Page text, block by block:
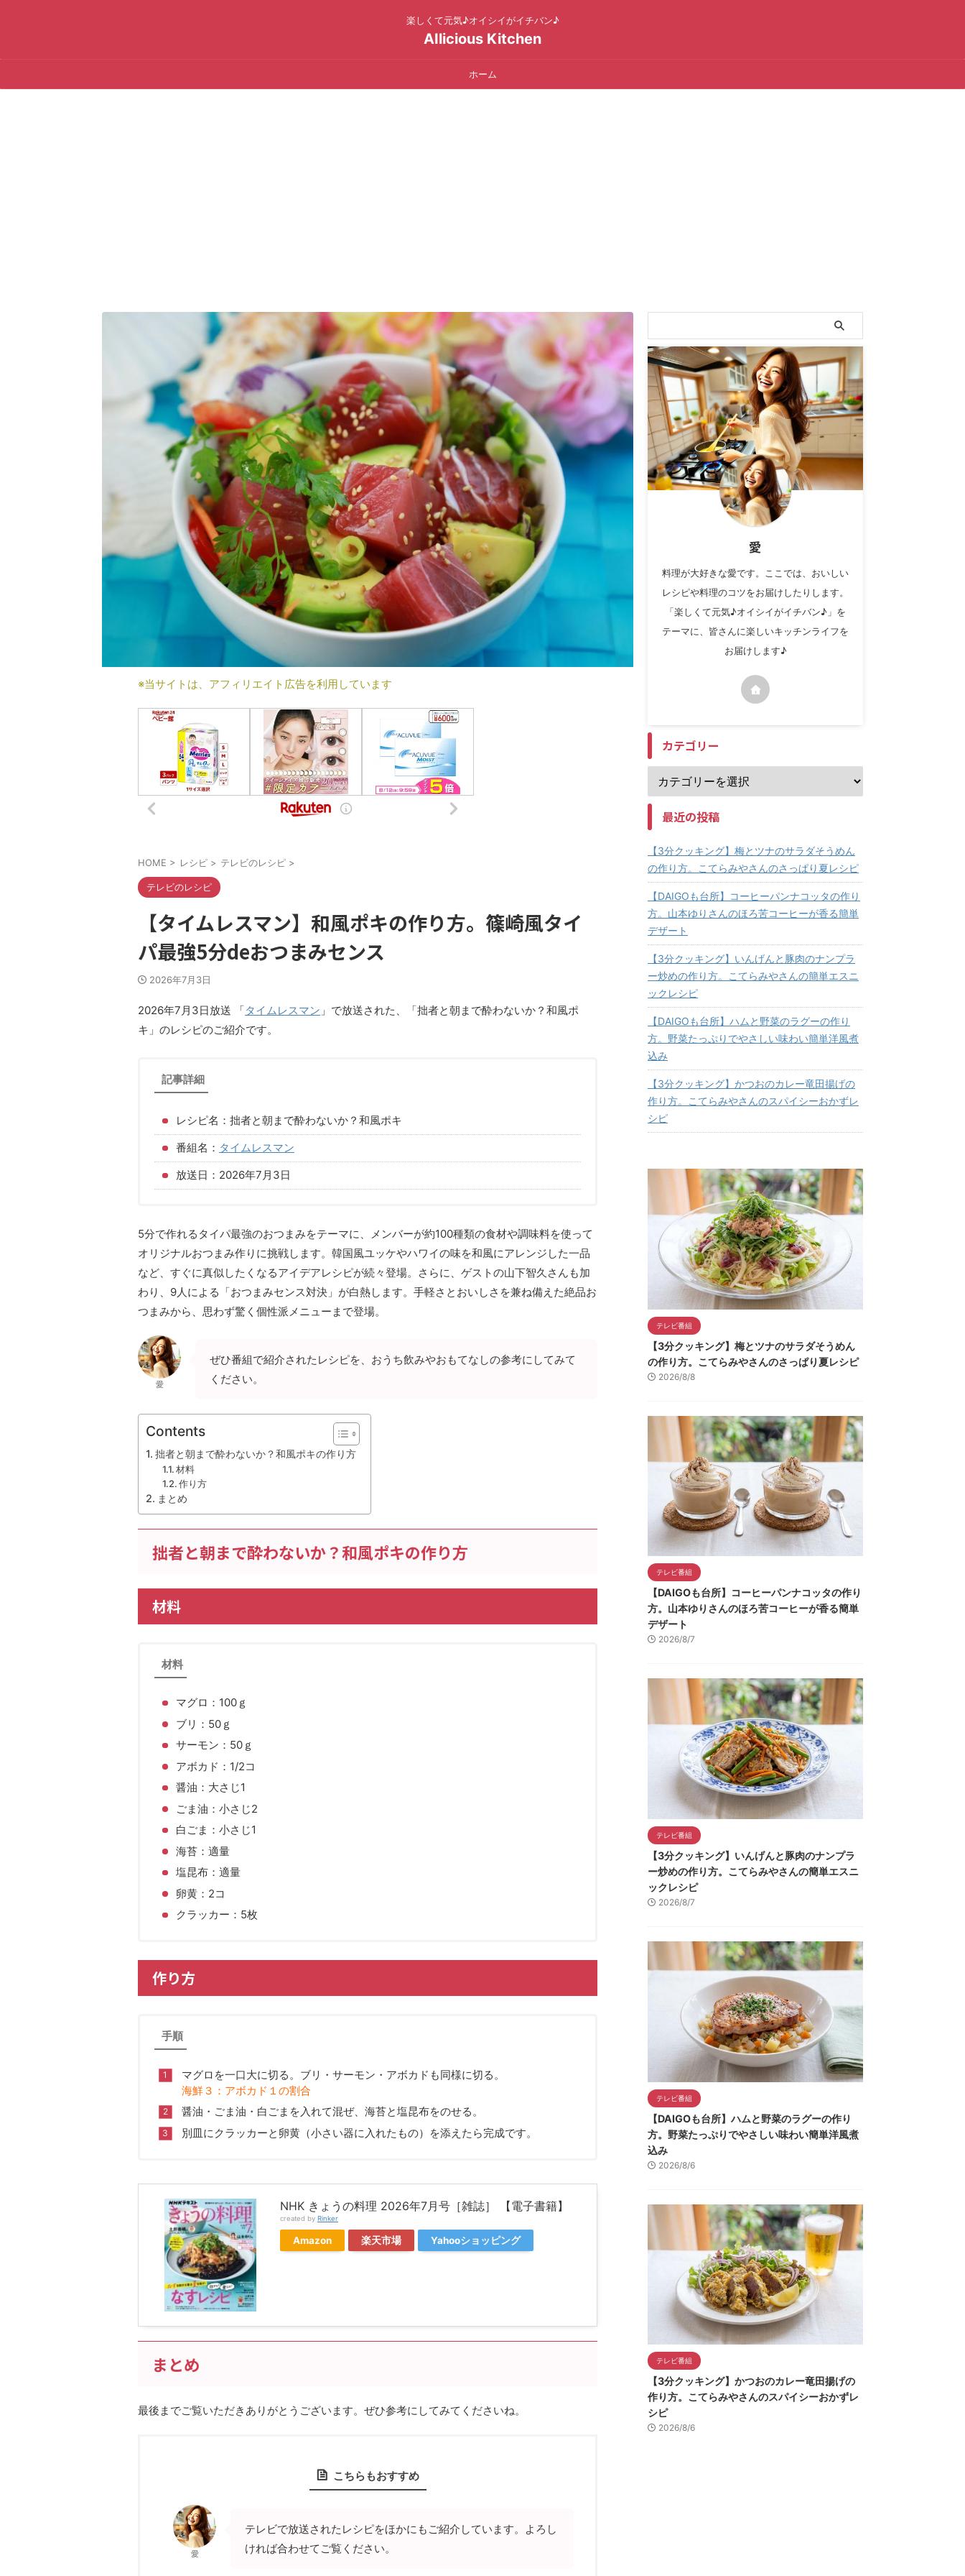
楽しくて元気♪オイシイがイチバン♪
AIlicious Kitchen
ホーム
※当サイトは、アフィリエイト広告を利用しています
HOME > レシピ > テレビのレシピ >
テレビのレシピ
【タイムレスマン】和風ポキの作り方。篠崎風タイ
パ最強5分deおつまみセンス
2026年7月3日
2026年7月3日放送 「タイムレスマン 」で放送された、「拙者と朝まで酔わないか？和風ポ
キ」のレシピのご紹介です。
記事詳細
レシピ名：拙者と朝まで酔わないか？和風ポキ
番組名： タイムレスマン
放送日：2026年7月3日
5分で作れるタイパ最強のおつまみをテーマに、メンバーが約100種類の食材や調味料を使って
オリジナルおつまみ作りに挑戦します。韓国風ユッケやハワイの味を和風にアレンジした一品
など、すぐに真似したくなるアイデアレシピが続々登場。さらに、ゲストの山下智久さんも加
わり、9人による「おつまみセンス対決」が白熱します。手軽さとおいしさを兼ね備えた絶品お
つまみから、思わず驚く個性派メニューまで登場。
愛
ぜひ番組で紹介されたレシピを、おうち飲みやおもてなしの参考にしてみて
ください。
Contents
拙者と朝まで酔わないか？和風ポキの作り方
材料
作り方
まとめ
拙者と朝まで酔わないか？和風ポキの作り方
材料
材料
マグロ：100ｇ
ブリ：50ｇ
サーモン：50ｇ
アボカド：1/2コ
醤油：大さじ1
ごま油：小さじ2
白ごま：小さじ1
海苔：適量
塩昆布：適量
卵黄：2コ
クラッカー：5枚
作り方
手順
マグロを一口大に切る。ブリ・サーモン・アボカドも同様に切る。
海鮮３：アボカド１の割合
醤油・ごま油・白ごまを入れて混ぜ、海苔と塩昆布をのせる。
別皿にクラッカーと卵黄（小さい器に入れたもの）を添えたら完成です。
NHK きょうの料理 2026年7月号［雑誌］ 【電子書籍】
created by Rinker
Amazon 楽天市場 Yahooショッピング
まとめ
最後までご覧いただきありがとうございます。ぜひ参考にしてみてくださいね。
こちらもおすすめ
愛
テレビで放送されたレシピをほかにもご紹介しています。よろし
ければ合わせてご覧ください。
愛
料理が大好きな愛です。ここでは、おいしい
レシピや料理のコツをお届けしたりします。
「楽しくて元気♪オイシイがイチバン♪」を
テーマに、皆さんに楽しいキッチンライフを
お届けします♪
カテゴリー
最近の投稿
【3分クッキング】梅とツナのサラダそうめん
の作り方。こてらみやさんのさっぱり夏レシピ
【DAIGOも台所】コーヒーパンナコッタの作り
方。山本ゆりさんのほろ苦コーヒーが香る簡単
デザート
【3分クッキング】いんげんと豚肉のナンプラ
ー炒めの作り方。こてらみやさんの簡単エスニ
ックレシピ
【DAIGOも台所】ハムと野菜のラグーの作り
方。野菜たっぷりでやさしい味わい簡単洋風煮
込み
【3分クッキング】かつおのカレー竜田揚げの
作り方。こてらみやさんのスパイシーおかずレ
シピ
テレビ番組
【3分クッキング】梅とツナのサラダそうめん
の作り方。こてらみやさんのさっぱり夏レシピ
2026/8/8
テレビ番組
【DAIGOも台所】コーヒーパンナコッタの作り
方。山本ゆりさんのほろ苦コーヒーが香る簡単
デザート
2026/8/7
テレビ番組
【3分クッキング】いんげんと豚肉のナンプラ
ー炒めの作り方。こてらみやさんの簡単エスニ
ックレシピ
2026/8/7
テレビ番組
【DAIGOも台所】ハムと野菜のラグーの作り
方。野菜たっぷりでやさしい味わい簡単洋風煮
込み
2026/8/6
テレビ番組
【3分クッキング】かつおのカレー竜田揚げの
作り方。こてらみやさんのスパイシーおかずレ
シピ
2026/8/6